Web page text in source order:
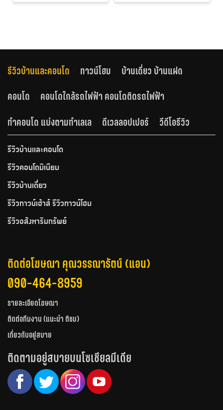
รีวิวบ้านและคอนโด ทาวน์โฮม
บ้านเดี่ยว บ้านแฝด
คอนโด
คอนโดใกล้รถไฟฟ้า คอนโดติดรถไฟฟ้า
ทำคอนโด แบ่งตามทำเลเล
ดีเวลลอปเปอร์ วีดีโอรีวิว
รีวิวบ้านและคอนโด
รีวิวคอนโดมิเนียม
รีวิวบ้านเดี่ยว
รีวิวทาวน์เฮ้าส์ รีวิวทาวน์โฮม
รีวิวอสังหาริมทรัพย์
ติดต่อโฆษณา คุณวรรณารัตน์ (แอน)
090-464-8959
รายละเอียดโฆษณา
ติดต่อทีมงาน (แนะนำ ติชม)
เกี่ยวกับอยู่สบาย
ติดตามอยู่สบายบนโซเชียลมีเดีย